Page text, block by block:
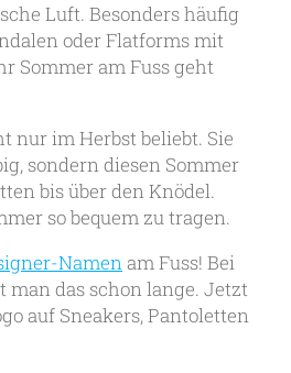
Luft. Besonders häufig
oder Flatforms mit
Sommer am Fuss geht
nur im Herbst beliebt. Sie
sondern diesen Sommer
bis über den Knödel.
so bequem zu tragen.
Namenam Fuss! Bei
man das schon lange. Jetzt
auf Sneakers, Pantoletten